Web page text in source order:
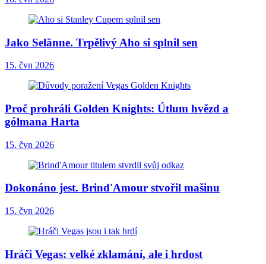
Jako Selänne. Trpělivý Aho si splnil sen
15. čvn 2026
Proč prohráli Golden Knights: Útlum hvězd a
gólmana Harta
15. čvn 2026
Dokonáno jest. Brind'Amour stvořil mašinu
15. čvn 2026
Hráči Vegas: velké zklamání, ale i hrdost